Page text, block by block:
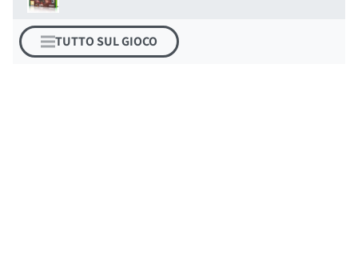
TUTTO SUL GIOCO